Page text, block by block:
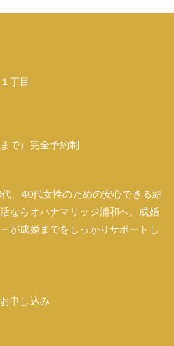
丁目
で）完全予約制
、40代女性のための安心できる結
ならオハナマリッジ浦和へ。成婚
が成婚までをしっかりサポートし
申し込み